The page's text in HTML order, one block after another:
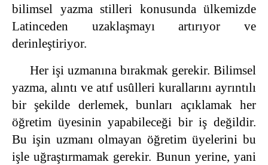
bilimsel yazma stilleri konusunda ülkemizde
Latinceden uzaklaşmayı artırıyor ve
derinleştiriyor.
Her işi uzmanına bırakmak gerekir. Bilimsel
yazma, alıntı ve atıf usûlleri kurallarını ayrıntılı
bir şekilde derlemek, bunları açıklamak her
öğretim üyesinin yapabileceği bir iş değildir.
Bu işin uzmanı olmayan öğretim üyelerini bu
işle uğraştırmamak gerekir. Bunun yerine, yani